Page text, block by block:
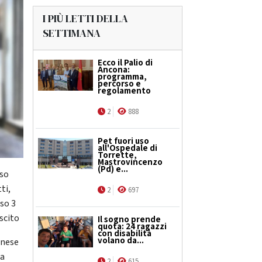
3
I PIÙ LETTI DELLA
SETTIMANA
Ecco il Palio di
Ancona:
programma,
percorso e
regolamento
2 888
Pet fuori uso
all'Ospedale di
Torrette,
Mastrovincenzo
(Pd) e...
2 697
Il sogno prende
quota: 24 ragazzi
con disabilità
volano da...